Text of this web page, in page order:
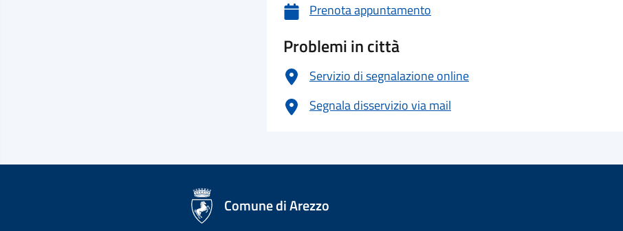
Prenota appuntamento
Problemi in città
Servizio di segnalazione online
Segnala disservizio via mail
Comune di Arezzo